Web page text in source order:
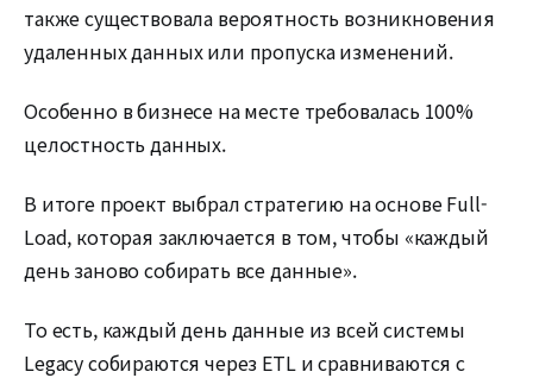
также существовала вероятность возникновения
удаленных данных или пропуска изменений.
Особенно в бизнесе на месте требовалась 100%
целостность данных.
В итоге проект выбрал стратегию на основе Full-
Load, которая заключается в том, чтобы «каждый
день заново собирать все данные».
То есть, каждый день данные из всей системы
Legacy собираются через ETL и сравниваются с